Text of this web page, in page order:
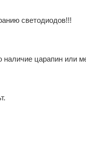
светодиодов!!!
царапин или